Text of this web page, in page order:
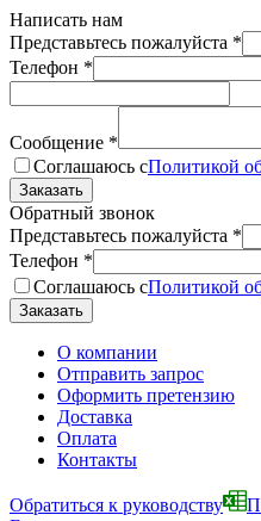
Написать нам
Представьтесь пожалуйста *
Телефон *
Сообщение *
Соглашаюсь сПолитикой
Обратный звонок
Представьтесь пожалуйста *
Телефон *
Соглашаюсь сПолитикой
О компании
Отправить запрос
Оформить претензию
Доставка
Оплата
Контакты
Обратиться к руководству